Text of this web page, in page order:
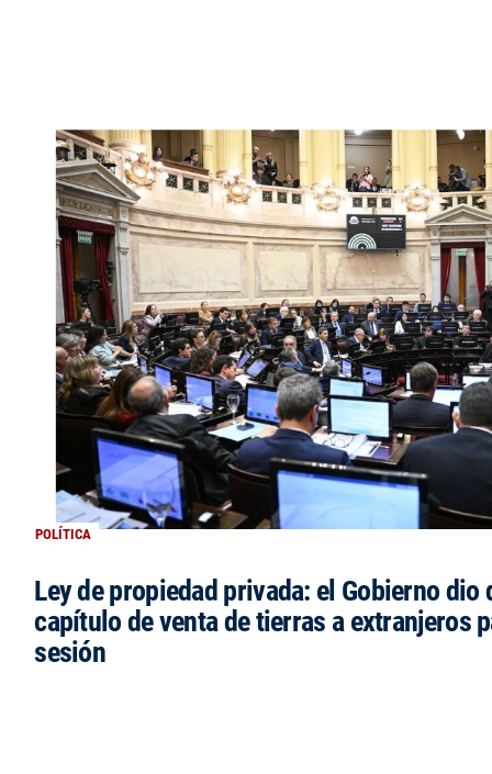
POLÍTICA
Ley de propiedad privada: el Gobierno dio
capítulo de venta de tierras a extranjeros
sesión